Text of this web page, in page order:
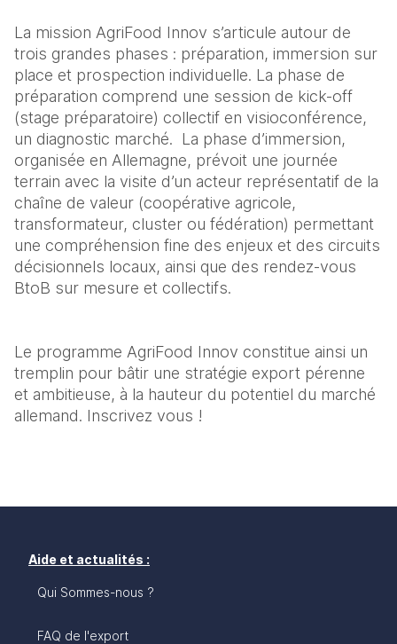
La mission AgriFood Innov s’articule autour de
trois grandes phases : préparation, immersion sur
place et prospection individuelle. La phase de
préparation comprend une session de kick-off
(stage préparatoire) collectif en visioconférence,
un diagnostic marché.  La phase d’immersion,
organisée en Allemagne, prévoit une journée
terrain avec la visite d’un acteur représentatif de la
chaîne de valeur (coopérative agricole,
transformateur, cluster ou fédération) permettant
une compréhension fine des enjeux et des circuits
décisionnels locaux, ainsi que des rendez-vous
BtoB sur mesure et collectifs.
Le programme AgriFood Innov constitue ainsi un
tremplin pour bâtir une stratégie export pérenne
et ambitieuse, à la hauteur du potentiel du marché
allemand. Inscrivez vous !
Aide et actualités :
Qui Sommes-nous ?
FAQ de l'export